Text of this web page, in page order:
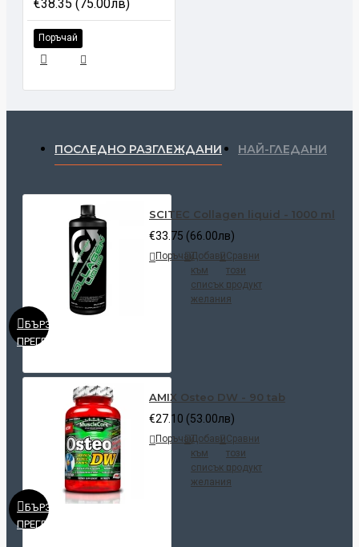
€38.35 (75.00лв)
Поръчай
ПОСЛЕДНО РАЗГЛЕЖДАНИ НАЙ-ГЛЕДАНИ
БЪРЗ
ПРЕГЛЕД
SCITEC Collagen liquid - 1000 ml
€33.75 (66.00лв)
ПоръчайДобави
към
списък с
желания
Сравни
този
продукт
БЪРЗ
ПРЕГЛЕД
AMIX Osteo DW - 90 tab
€27.10 (53.00лв)
ПоръчайДобави
към
списък с
желания
Сравни
този
продукт